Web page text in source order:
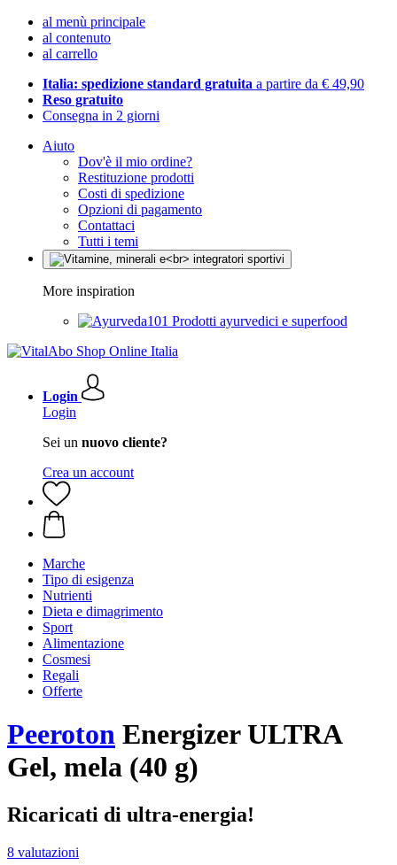
al menù principale
al contenuto
al carrello
Italia: spedizione standard gratuita a partire da € 49,90
Reso gratuito
Consegna in 2 giorni
Aiuto
Dov'è il mio ordine?
Restituzione prodotti
Costi di spedizione
Opzioni di pagamento
Contattaci
Tutti i temi
More inspiration
Prodotti ayurvedici e superfood
Login
Login
Sei un nuovo cliente?
Crea un account
Marche
Tipo di esigenza
Nutrienti
Dieta e dimagrimento
Sport
Alimentazione
Cosmesi
Regali
Offerte
Peeroton Energizer ULTRA
Gel, mela (40 g)
Ricaricati di ultra-energia!
8 valutazioni